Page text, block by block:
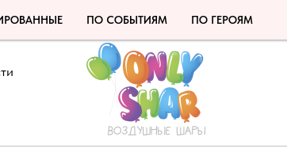
ПО СОБЫТИЯМ ПО ГЕРОЯМ